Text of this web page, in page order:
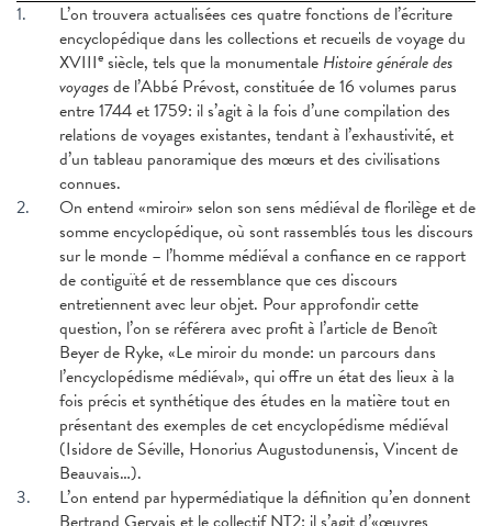
1.
L’on trouvera actualisées ces quatre fonctions de l’écriture
encyclopédique dans les collections et recueils de voyage du
XVIIIesiècle, tels que la monumentale Histoire générale des
voyagesde l’Abbé Prévost, constituée de 16 volumes parus
entre 1744 et 1759: il s’agit à la fois d’une compilation des
relations de voyages existantes, tendant à l’exhaustivité, et
d’un tableau panoramique des mœurs et des civilisations
connues.
2.
On entend «miroir» selon son sens médiéval de florilège et de
somme encyclopédique, où sont rassemblés tous les discours
sur le monde – l’homme médiéval a confiance en ce rapport
de contiguïté et de ressemblance que ces discours
entretiennent avec leur objet. Pour approfondir cette
question, l’on se référera avec profit à l’article de Benoît
Beyer de Ryke, «Le miroir du monde: un parcours dans
l’encyclopédisme médiéval», qui offre un état des lieux à la
fois précis et synthétique des études en la matière tout en
présentant des exemples de cet encyclopédisme médiéval
(Isidore de Séville, Honorius Augustodunensis, Vincent de
Beauvais…).
3.
L’on entend par hypermédiatique la définition qu’en donnent